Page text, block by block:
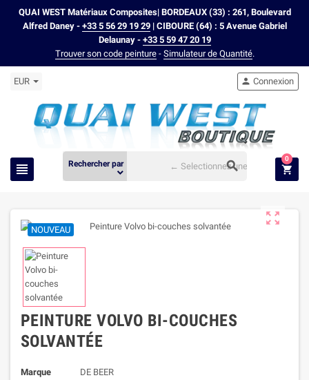
QUAI WEST Matériaux Composites| BORDEAUX (33) : 261, Boulevard
Alfred Daney - +33 5 56 29 19 29| CIBOURE (64) : 5 Avenue Gabriel
Delaunay - +33 5 59 47 20 19
Trouver son code peinture- Simulateur de Quantité.
EUR
 Rechercher par
expand_more 
 Connexion

0

NOUVEAU
PEINTURE VOLVO BI-COUCHES
SOLVANTÉE
Marque
DE BEER